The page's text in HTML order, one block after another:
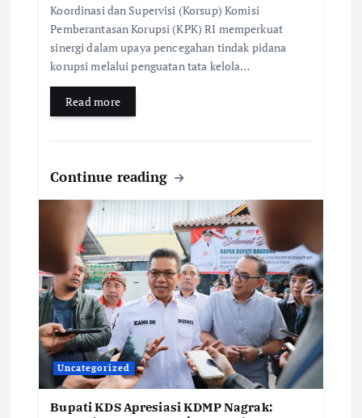
Koordinasi dan Supervisi (Korsup) Komisi
Pemberantasan Korupsi (KPK) RI memperkuat
sinergi dalam upaya pencegahan tindak pidana
korupsi melalui penguatan tata kelola…
Read more
Continue reading
Uncategorized
Bupati KDS Apresiasi KDMP Nagrak: